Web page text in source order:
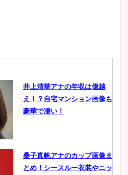
井上清華アナの年収は億越
え！？自宅マンション画像も
豪華で凄い！
桑子真帆アナのカップ画像ま
とめ！シースルー衣装やニッ